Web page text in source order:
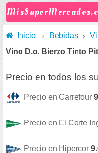
Inicio Bebidas
Vino D.o. Bierzo Tinto
Precio en todos los
Precio en Carrefour
Precio en El Corte
Precio en Hipercor